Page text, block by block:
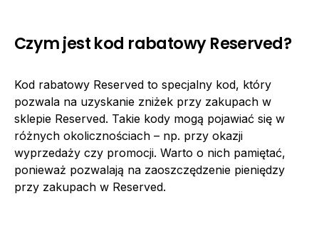
Czym jest kod rabatowy Reserved?
Kod rabatowy Reserved to specjalny kod, który
pozwala na uzyskanie zniżek przy zakupach w
sklepie Reserved. Takie kody mogą pojawiać się w
różnych okolicznościach – np. przy okazji
wyprzedaży czy promocji. Warto o nich pamiętać,
ponieważ pozwalają na zaoszczędzenie pieniędzy
przy zakupach w Reserved.